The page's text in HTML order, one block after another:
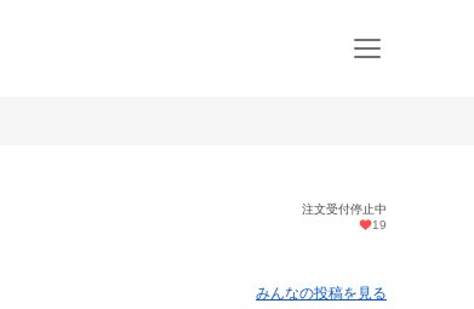
注文受付停止中
19
みんなの投稿を見る